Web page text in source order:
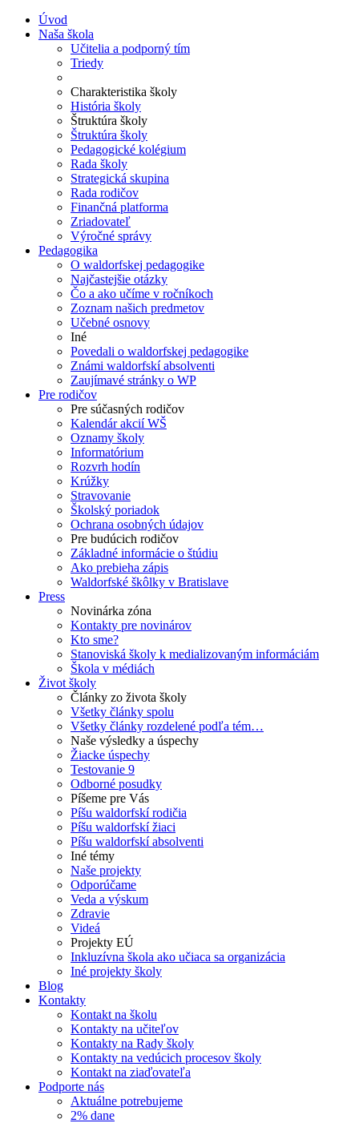
Úvod
Naša škola
Učitelia a podporný tím
Triedy
Charakteristika školy
História školy
Štruktúra školy
Štruktúra školy
Pedagogické kolégium
Rada školy
Strategická skupina
Rada rodičov
Finančná platforma
Zriadovateľ
Výročné správy
Pedagogika
O waldorfskej pedagogike
Najčastejšie otázky
Čo a ako učíme v ročníkoch
Zoznam našich predmetov
Učebné osnovy
Iné
Povedali o waldorfskej pedagogike
Známi waldorfskí absolventi
Zaujímavé stránky o WP
Pre rodičov
Pre súčasných rodičov
Kalendár akcií WŠ
Oznamy školy
Informatórium
Rozvrh hodín
Krúžky
Stravovanie
Školský poriadok
Ochrana osobných údajov
Pre budúcich rodičov
Základné informácie o štúdiu
Ako prebieha zápis
Waldorfské škôlky v Bratislave
Press
Novinárka zóna
Kontakty pre novinárov
Kto sme?
Stanoviská školy k medializovaným informáciám
Škola v médiách
Život školy
Články zo života školy
Všetky články spolu
Všetky články rozdelené podľa tém…
Naše výsledky a úspechy
Žiacke úspechy
Testovanie 9
Odborné posudky
Píšeme pre Vás
Píšu waldorfskí rodičia
Píšu waldorfskí žiaci
Píšu waldorfskí absolventi
Iné témy
Naše projekty
Odporúčame
Veda a výskum
Zdravie
Videá
Projekty EÚ
Inkluzívna škola ako učiaca sa organizácia
Iné projekty školy
Blog
Kontakty
Kontakt na školu
Kontakty na učiteľov
Kontakty na Rady školy
Kontakty na vedúcich procesov školy
Kontakt na ziaďovateľa
Podporte nás
Aktuálne potrebujeme
2% dane